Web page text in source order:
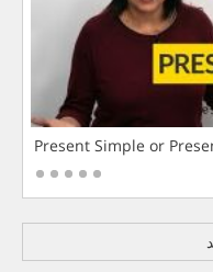
Present Simple or